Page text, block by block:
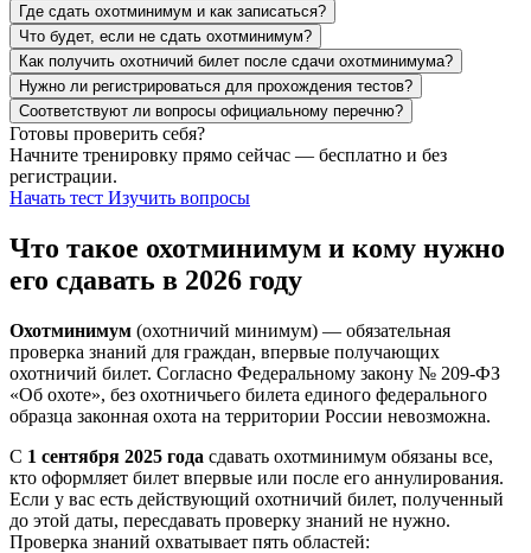
Где сдать охотминимум и как записаться?
Что будет, если не сдать охотминимум?
Как получить охотничий билет после сдачи охотминимума?
Нужно ли регистрироваться для прохождения тестов?
Соответствуют ли вопросы официальному перечню?
Готовы проверить себя?
Начните тренировку прямо сейчас — бесплатно и без
регистрации.
Начать тест Изучить вопросы
Что такое охотминимум и кому нужно
его сдавать в 2026 году
Охотминимум (охотничий минимум) — обязательная
проверка знаний для граждан, впервые получающих
охотничий билет. Согласно Федеральному закону № 209-ФЗ
«Об охоте», без охотничьего билета единого федерального
образца законная охота на территории России невозможна.
С 1 сентября 2025 года сдавать охотминимум обязаны все,
кто оформляет билет впервые или после его аннулирования.
Если у вас есть действующий охотничий билет, полученный
до этой даты, пересдавать проверку знаний не нужно.
Проверка знаний охватывает пять областей: